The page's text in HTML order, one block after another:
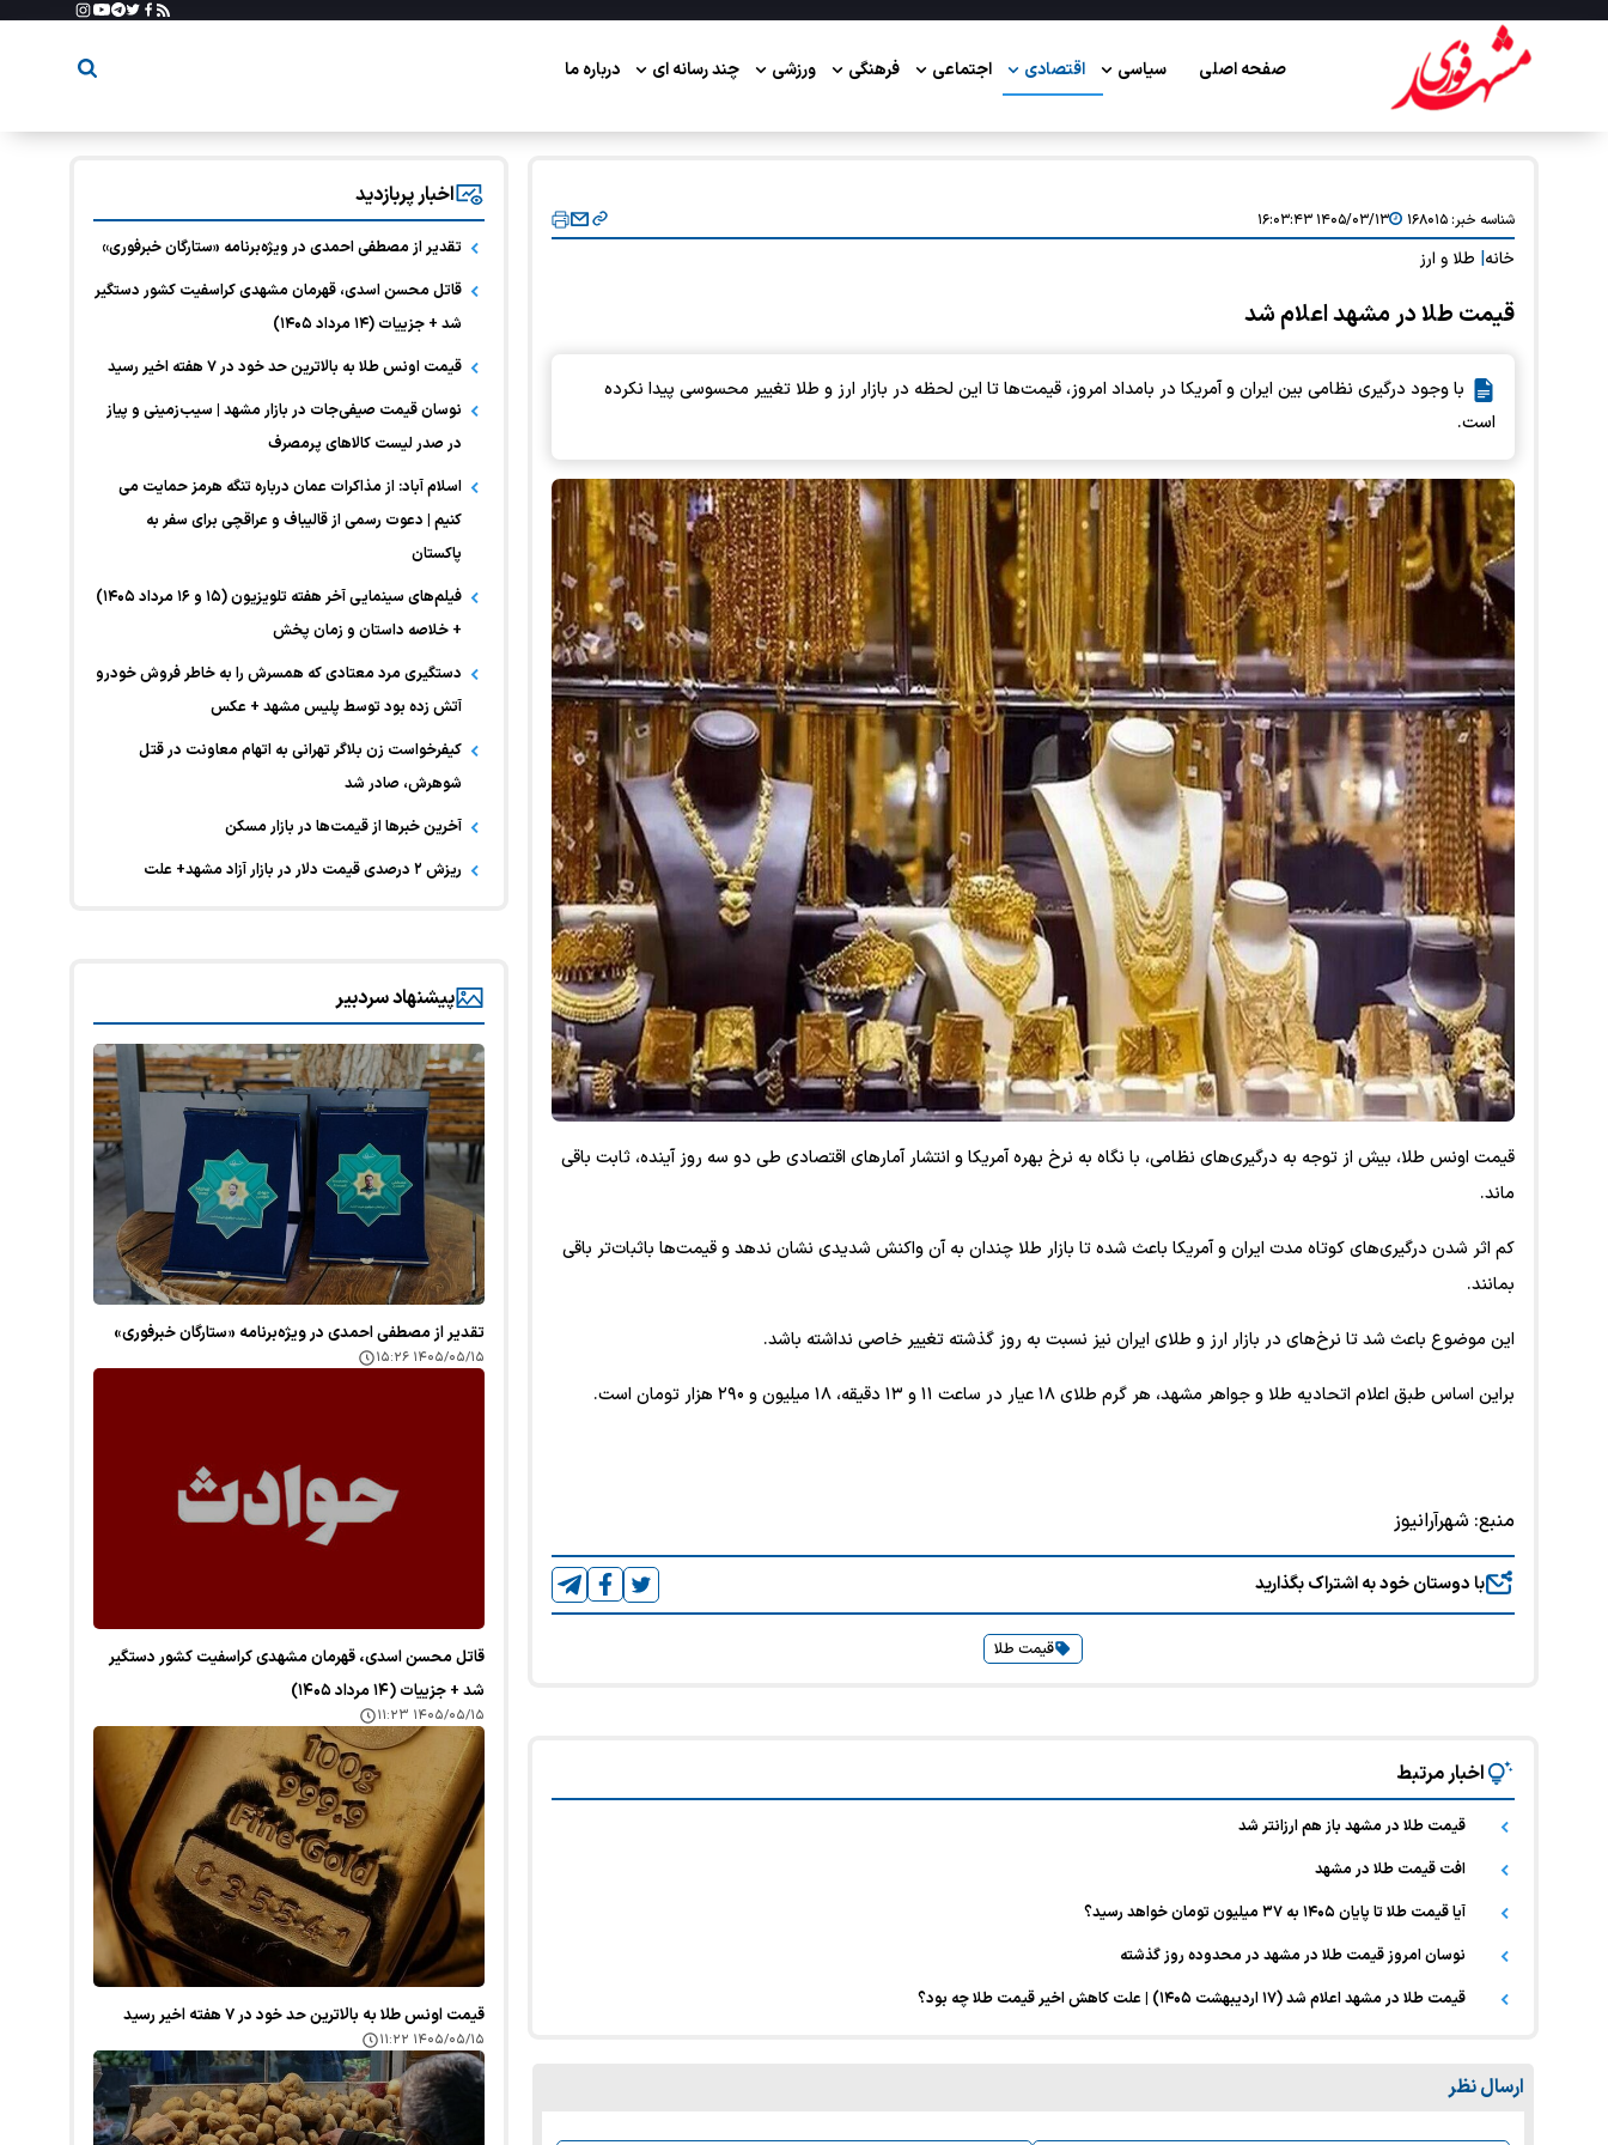
صفحه اصلی سیاسی اقتصادی اجتماعی فرهنگی ورزشی چند رسانه ای درباره ما
شناسه خبر:۱۶۸۰۱۵ ۱۴۰۵/۰۳/۱۳ ۱۶:۰۳:۴۳
خانه طلا و ارز
قیمت طلا در مشهد اعلام شد
با وجود درگیری نظامی بین ایران و آمریکا در بامداد امروز، قیمت‌ها تا این لحظه در بازار ارز و طلا تغییر محسوسی پیدا نکرده
است.
قیمت اونس طلا، بیش از توجه به درگیری‌های نظامی، با نگاه به نرخ بهره آمریکا و انتشار آمار‌های اقتصادی طی دو سه روز آینده، ثابت باقی
ماند.
کم اثر شدن درگیری‌های کوتاه مدت ایران و آمریکا باعث شده تا بازار طلا چندان به آن واکنش شدیدی نشان ندهد و قیمت‌ها باثبات‌تر باقی
بمانند.
این موضوع باعث شد تا نرخ‌های در بازار ارز و طلای ایران نیز نسبت به روز گذشته تغییر خاصی نداشته باشد.
براین اساس طبق اعلام اتحادیه طلا و جواهر مشهد، هر گرم طلای ۱۸ عیار در ساعت ۱۱ و ۱۳ دقیقه، ۱۸ میلیون و ۲۹۰ هزار تومان است.
منبع: شهرآرانیوز
با دوستان خود به اشتراک بگذارید
قیمت طلا
اخبار مرتبط
قیمت طلا در مشهد باز هم ارزانتر شد
افت قیمت طلا در مشهد
آیا قیمت طلا تا پایان ۱۴۰۵ به ۳۷ میلیون تومان خواهد رسید؟
نوسان امروز قیمت طلا در مشهد در محدوده روز گذشته
قیمت طلا در مشهد اعلام شد (۱۷ اردیبهشت ۱۴۰۵) | علت کاهش اخیر قیمت طلا چه بود؟
ارسال نظر
اخبار پربازدید
تقدیر از مصطفی احمدی در ویژه‌برنامه «ستارگان خبرفوری»
قاتل محسن اسدی، قهرمان مشهدی کراسفیت کشور دستگیر
شد + جزییات (۱۴ مرداد ۱۴۰۵)
قیمت اونس طلا به بالاترین حد خود در ۷ هفته اخیر رسید
نوسان قیمت صیفی‌جات در بازار مشهد | سیب‌زمینی و پیاز
در صدر لیست کالا‌های پرمصرف
اسلام آباد: از مذاکرات عمان درباره تنگه هرمز حمایت می
کنیم | دعوت رسمی از قالیباف و عراقچی برای سفر به
پاکستان
فیلم‌های سینمایی آخر هفته تلویزیون (۱۵ و ۱۶ مرداد ۱۴۰۵)
+ خلاصه داستان و زمان پخش
دستگیری مرد معتادی که همسرش را به خاطر فروش خودرو
آتش زده بود توسط پلیس مشهد + عکس
کیفرخواست زن بلاگر تهرانی به اتهام معاونت در قتل
شوهرش، صادر شد
آخرین خبر‌ها از قیمت‌ها در بازار مسکن
ریزش ۲ درصدی قیمت دلار در بازار آزاد مشهد+ علت
پیشنهاد سردبیر
تقدیر از مصطفی احمدی در ویژه‌برنامه «ستارگان خبرفوری»
۱۴۰۵/۰۵/۱۵ ۱۵:۲۶
قاتل محسن اسدی، قهرمان مشهدی کراسفیت کشور دستگیر
شد + جزییات (۱۴ مرداد ۱۴۰۵)
۱۴۰۵/۰۵/۱۵ ۱۱:۲۳
قیمت اونس طلا به بالاترین حد خود در ۷ هفته اخیر رسید
۱۴۰۵/۰۵/۱۵ ۱۱:۲۲